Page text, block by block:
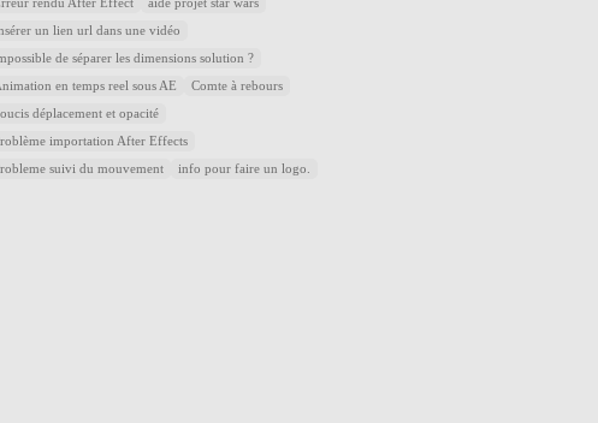
rendu After Effect aide projet star wars
un lien url dans une vidéo
de séparer les dimensions solution ?
en temps reel sous AE Comte à rebours
déplacement et opacité
importation After Effects
suivi du mouvement info pour faire un logo.